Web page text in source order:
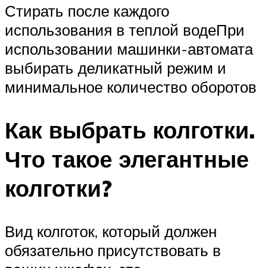
Стирать после каждого
использования в теплой водеПри
использовании машинки-автомата
выбирать деликатный режим и
минимальное количество оборотов
Как выбрать колготки.
Что такое элегантные
колготки?
Вид колготок, который должен
обязательно присутствовать в